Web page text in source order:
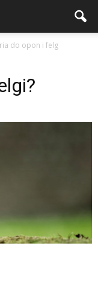
do opon i felg